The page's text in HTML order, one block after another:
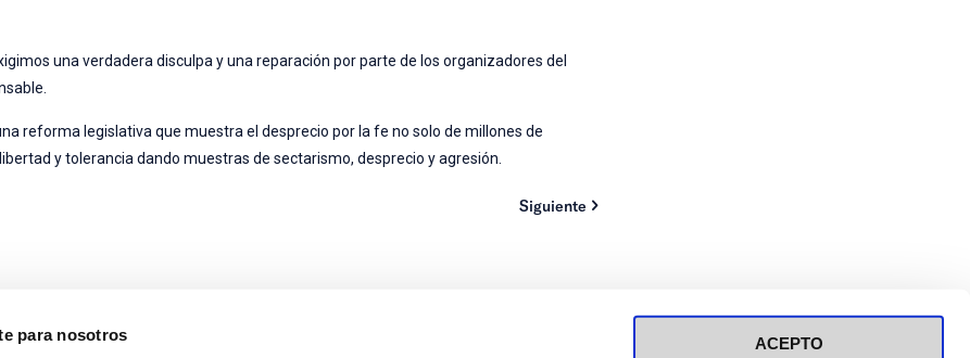
para nosotros ACEPTO
una verdadera disculpa y una reparación por parte de los organizadores del
reforma legislativa que muestra el desprecio por la fe no solo de millones de
y tolerancia dando muestras de sectarismo, desprecio y agresión.
Siguiente